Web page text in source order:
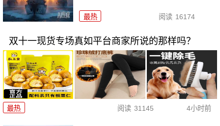
最热 阅读 16174
双十一现货专场真如平台商家所说的那样吗？
最热 阅读 31145 4小时前